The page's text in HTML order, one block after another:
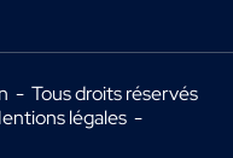
- Tous droits réservés
légales -